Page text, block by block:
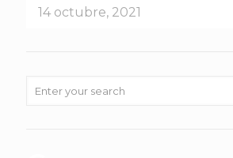
14 octubre, 2021